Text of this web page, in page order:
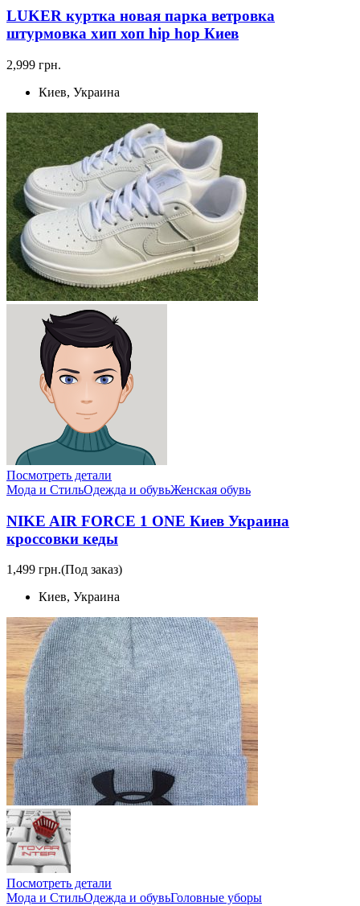
LUKER куртка новая парка ветровка
штурмовка хип хоп hip hop Киев
2,999 грн.
Киев, Украина
Посмотреть детали
Мода и СтильОдежда и обувьЖенская обувь
NIKE AIR FORCE 1 ONE Киев Украина
кроссовки кеды
1,499 грн.(Под заказ)
Киев, Украина
Посмотреть детали
Мода и СтильОдежда и обувьГоловные уборы